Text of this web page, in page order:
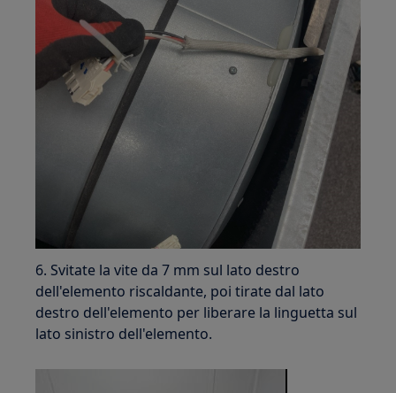
6. Svitate la vite da 7 mm sul lato destro
dell'elemento riscaldante, poi tirate dal lato
destro dell'elemento per liberare la linguetta sul
lato sinistro dell'elemento.